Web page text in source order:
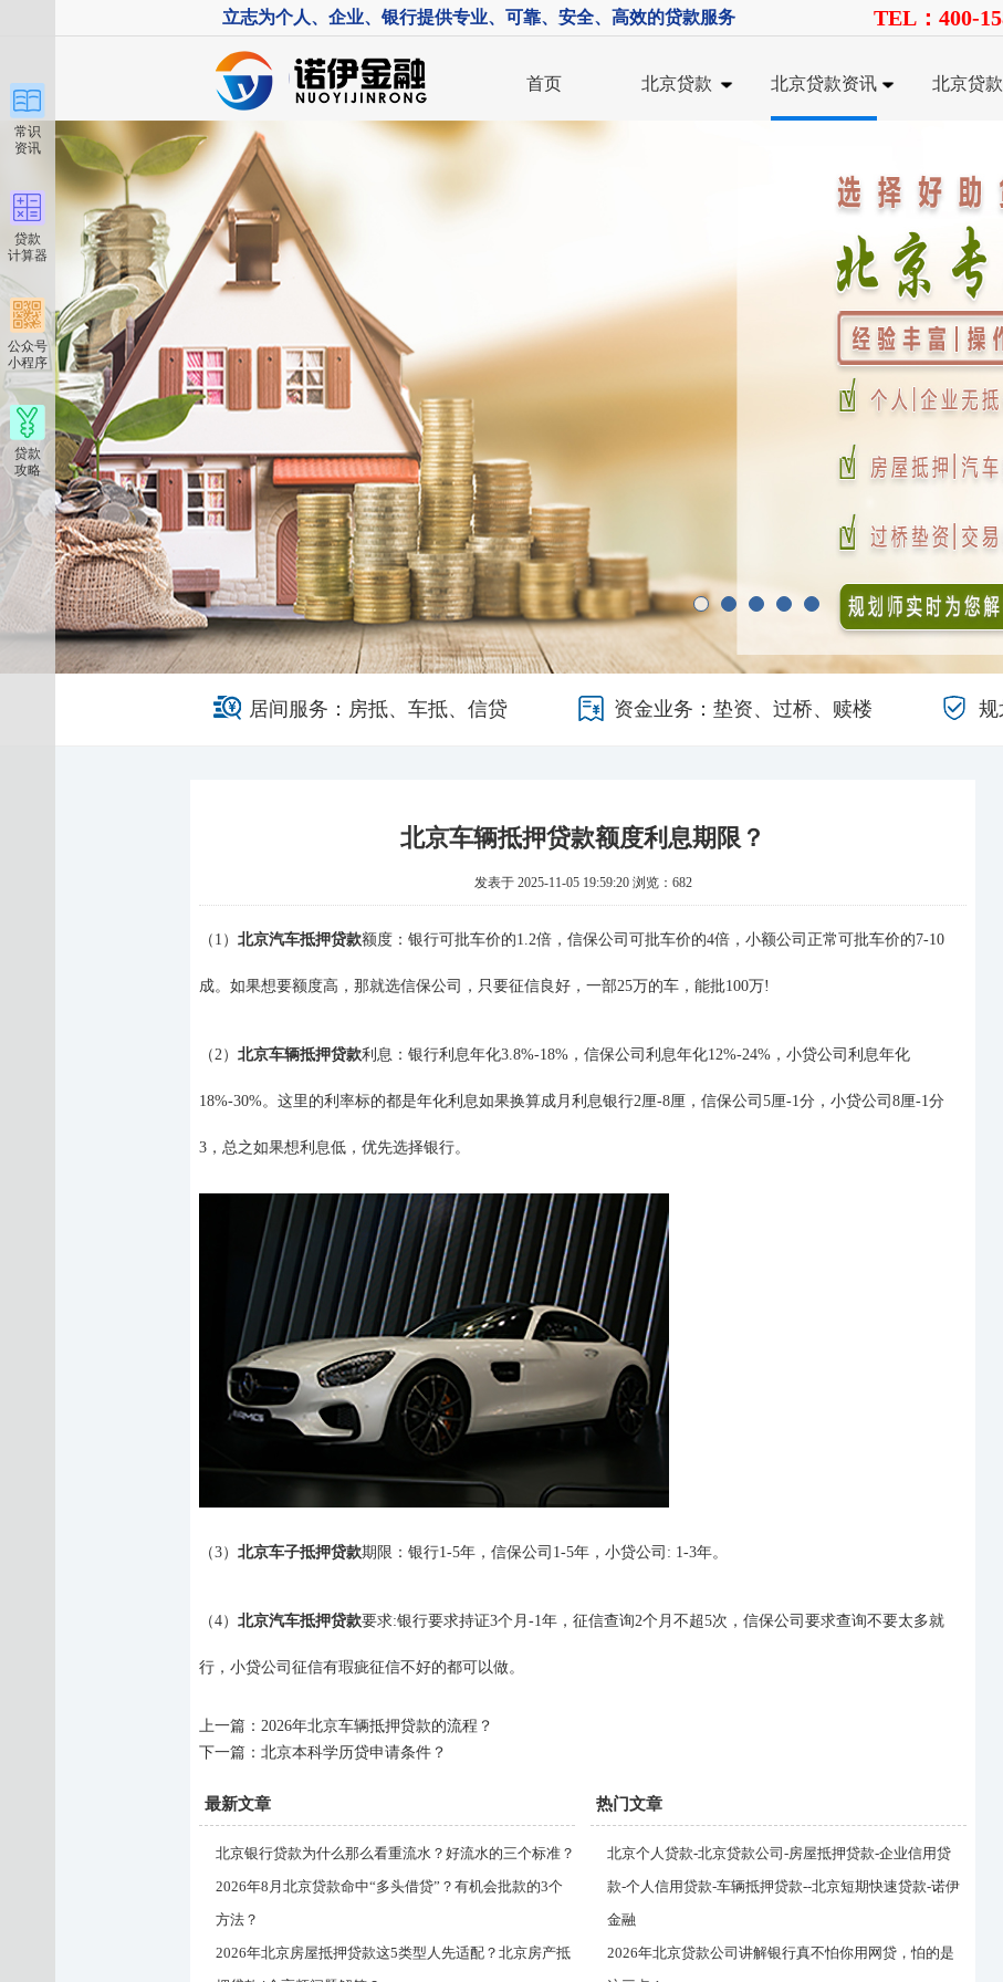
常识
资讯
贷款
计算器
公众号
小程序
贷款
攻略
立志为个人、企业、银行提供专业、可靠、安全、高效的贷款服务 TEL：400-
首页 北京贷款 北京贷款资讯 北京贷
居间服务：房抵、车抵、信贷 资金业务：垫资、过桥、赎楼 规
北京车辆抵押贷款额度利息期限？
发表于 2025-11-05 19:59:20 浏览：682
（ 1） 北京汽车抵押贷款额度 ： 银行可批车价的1.2倍 ， 信保公司可批车价的4倍 ， 小额公司正常可批车价的7-10
成。如果想要额度高，那就选信保公司 ， 只要征信良好，一部25万的车，能批100万!
（2） 北京车辆抵押贷款利息 ： 银行利息年化3.8%-18% ， 信保公司利息年化12%-24% ， 小贷公司利息年化
18%-30%。这里的利率标的都是年化利息如果换算成月利息银行2厘-8厘，信保公司5厘-1分 ， 小贷公司 8厘-1分
3 ， 总之如果想利息低，优先选择银行。
（3） 北京车子抵押贷款期限 ： 银行1-5年，信保公司1-5年 ， 小贷公司 : 1-3年。
（4） 北京汽车抵押贷款要求:银行要求持证3个月-1年 ， 征信查询2个月不超5次，信保公司要求查询不要太多就
行 ， 小贷公司征信有瑕疵征信不好的都可以做。
上一篇： 2026年北京车辆抵押贷款的流程？
下一篇： 北京本科学历贷申请条件？
最新文章
北京银行贷款为什么那么看重流水？好流水的三个标准？
2026年8月北京贷款命中“多头借贷”？有机会批款的3个
方法？
2026年北京房屋抵押贷款这5类型人先适配？北京房产抵
热门文章
北京个人贷款-北京贷款公司-房屋抵押贷款-企业信用贷
款-个人信用贷款-车辆抵押贷款--北京短期快速贷款-诺伊
金融
2026年北京贷款公司讲解银行真不怕你用网贷，怕的是